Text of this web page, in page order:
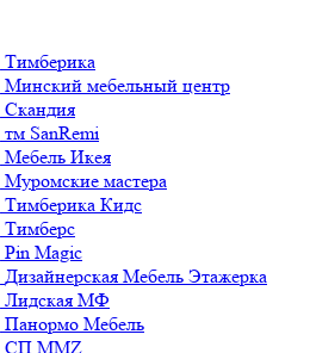
Тимберика
Минский мебельный центр
Скандия
тм SanRemi
Мебель Икея
Муромские мастера
Тимберика Кидс
Тимберс
Pin Magic
Дизайнерская Мебель Этажерка
Лидская МФ
Панормо Мебель
СП ММZ